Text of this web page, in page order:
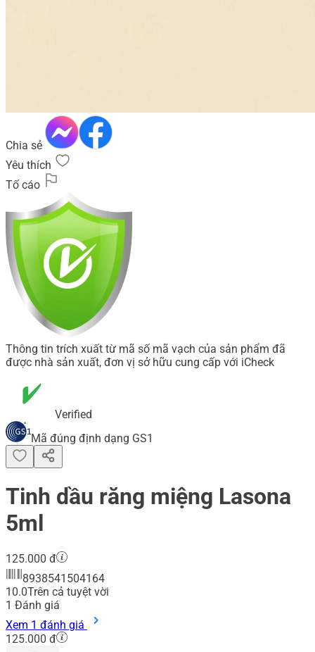
Chia sẻ
Yêu thích
Tố cáo
Thông tin trích xuất từ mã số mã vạch của sản phẩm đã
được nhà sản xuất, đơn vị sở hữu cung cấp với iCheck
Verified
Mã đúng định dạng GS1
Tinh dầu răng miệng Lasona
5ml
125.000 đ
8938541504164
10.0Trên cả tuyệt vời
1 Đánh giá
Xem 1 đánh giá
125.000 đ